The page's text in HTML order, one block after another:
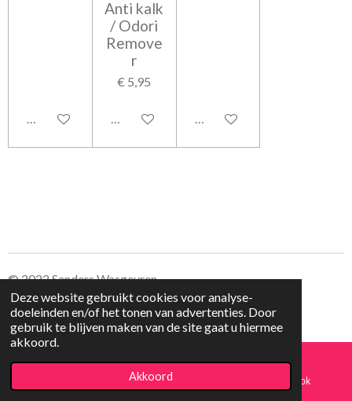
Deze website gebruikt cookies voor analyse-
doeleinden en/of het tonen van advertenties. Door
gebruik te blijven maken van de site gaat u hiermee
akkoord.
Akkoord
In winkelwagen
Anti kalk
/ Odori
Remove
r
€ 5,95
In winkelwagen In winkelwagen
© 2022 Sanders Wasgeuren
Kaart Facebook